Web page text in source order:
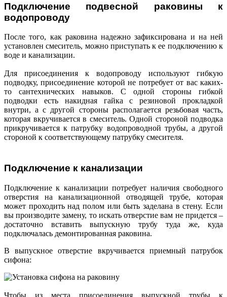
Подключение подвесной раковины к
водопроводу
После того, как раковина надежно зафиксирована и на ней
установлен смеситель, можно приступать к ее подключению к
воде и канализации.
Для присоединения к водопроводу используют гибкую
подводку, присоединение которой не потребует от вас каких-
то сантехнических навыков. С одной стороны гибкой
подводки есть накидная гайка с резиновой прокладкой
внутри, а с другой стороны располагается резьбовая часть,
которая вкручивается в смеситель. Одной стороной подводка
прикручивается к патрубку водопроводной трубы, а другой
стороной к соответствующему патрубку смесителя.
Подключение к канализации
Подключение к канализации потребует наличия свободного
отверстия на канализационной отводящей трубе, которая
может проходить над полом или быть заделана в стену. Если
вы производите замену, то искать отверстие вам не придется –
достаточно вставить выпускную трубу туда же, куда
подключалась демонтированная раковина.
В выпускное отверстие вкручивается приемный патрубок
сифона:
Чтобы из места присоединения выпускной трубы к